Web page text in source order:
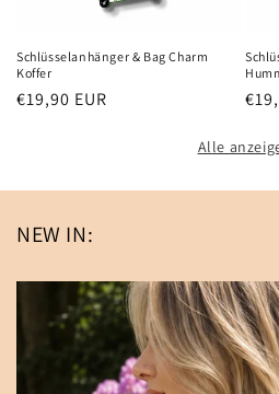
Schlüsselanhänger & Bag Charm
Koffer
Normaler
€19,90 EUR
Alle
NEW IN: